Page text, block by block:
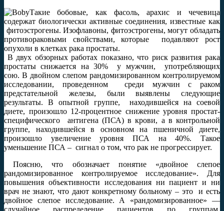
Такие бобовые, как фасоль, арахис и чечевица
содержат биологически активные соединения, известные как
фитоэстрогены. Изофлавоны, фитоэстрогены, могут обладать
противораковыми свойствами, которые подавляют рост
опухоли в клетках рака простаты.
В двух обзорных работах показано, что риск развития рака
простаты снижается на 30% у мужчин, употребляющих
сою. В двойном слепом рандомизированном контролируемом
исследовании, проведенном среди мужчин с раком
предстательной железы, были выявлены следующие
результаты. В опытной группе, находившейся на соевой
диете, произошло 12-процентное снижение уровня простат-
специфического антигена (ПСА) в крови, а в контрольной
группе, находившейся в основном на пшеничной диете,
произошло увеличение уровня ПСА на 40%. Такое
уменьшение ПСА – сигнал о том, что рак не прогрессирует.
Поясню, что обозначает понятие «двойное слепое
рандомизированное контролируемое исследование». Для
повышения объективности исследования ни пациент и ни
врач не знают, что дают конкретному больному – это и есть
двойное слепое исследование. А «рандомизированное» —
случайное распределение пациентов по группам.